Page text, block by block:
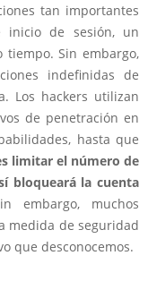
tan importantes
de sesión, un
tiempo. Sin embargo,
indefinidas de
Los hackers utilizan
de penetración en
hasta que
limitar el número de
bloqueará la cuenta
embargo, muchos
medida de seguridad
que desconocemos.